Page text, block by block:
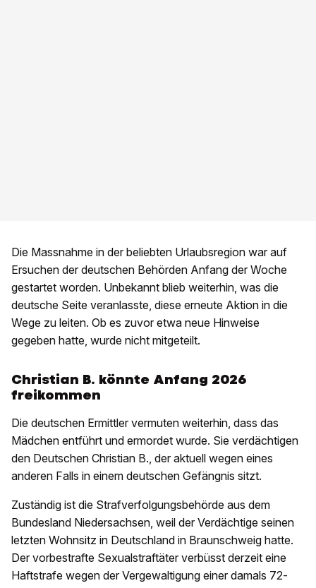
Die Massnahme in der beliebten Urlaubsregion war auf
Ersuchen der deutschen Behörden Anfang der Woche
gestartet worden. Unbekannt blieb weiterhin, was die
deutsche Seite veranlasste, diese erneute Aktion in die
Wege zu leiten. Ob es zuvor etwa neue Hinweise
gegeben hatte, wurde nicht mitgeteilt.
Christian B. könnte Anfang 2026
freikommen
Die deutschen Ermittler vermuten weiterhin, dass das
Mädchen entführt und ermordet wurde. Sie verdächtigen
den Deutschen Christian B., der aktuell wegen eines
anderen Falls in einem deutschen Gefängnis sitzt.
Zuständig ist die Strafverfolgungsbehörde aus dem
Bundesland Niedersachsen, weil der Verdächtige seinen
letzten Wohnsitz in Deutschland in Braunschweig hatte.
Der vorbestrafte Sexualstraftäter verbüsst derzeit eine
Haftstrafe wegen der Vergewaltigung einer damals 72-